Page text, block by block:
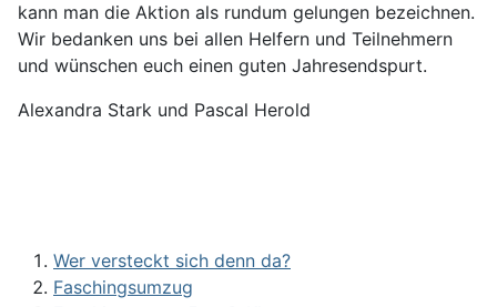
kann man die Aktion als rundum gelungen bezeichnen.
Wir bedanken uns bei allen Helfern und Teilnehmern
und wünschen euch einen guten Jahresendspurt.
Alexandra Stark und Pascal Herold
Wer versteckt sich denn da?
Faschingsumzug